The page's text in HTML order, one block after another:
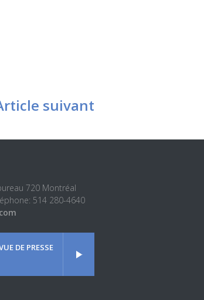
suivant
720 Montréal
514 280-4640
DE PRESSE